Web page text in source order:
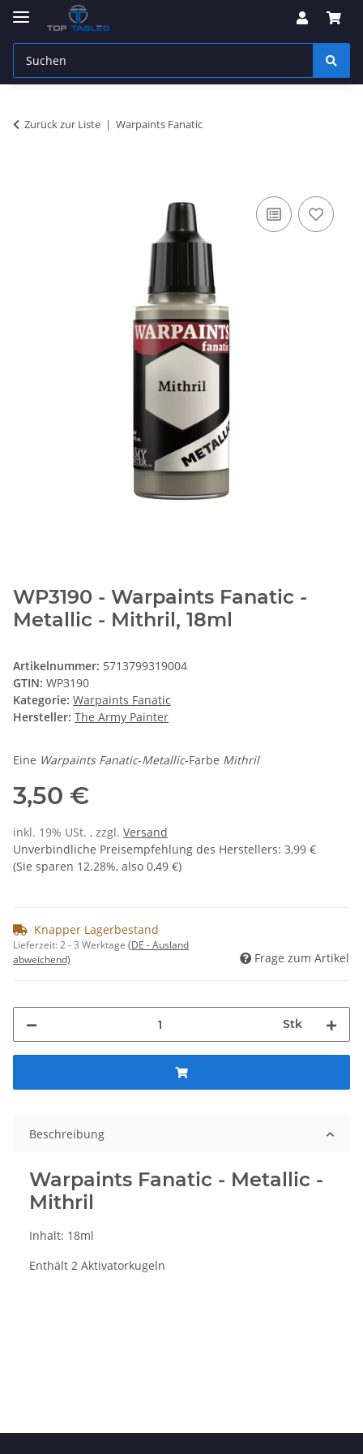
Zurück zur Liste Warpaints Fanatic
WP3190 - Warpaints Fanatic -
Metallic - Mithril, 18ml
Artikelnummer: 5713799319004
GTIN: WP3190
Kategorie: Warpaints Fanatic
Hersteller: The Army Painter
Eine Warpaints Fanatic-Metallic-Farbe Mithril
3,50 €
inkl. 19% USt. , zzgl. Versand
Unverbindliche Preisempfehlung des Herstellers: 3,99 €
(Sie sparen 12.28%, also 0,49 €)
Knapper Lagerbestand
Lieferzeit:2 - 3 Werktage (DE - Ausland
abweichend)
Frage zum Artikel
Stk
Beschreibung
Warpaints Fanatic - Metallic -
Mithril
Inhalt: 18ml
Enthält 2 Aktivatorkugeln